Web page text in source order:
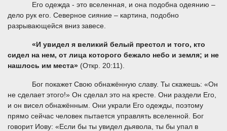
Его одежда - это вселенная, и она подобна одеянию –
дело рук его. Северное сияние – картина, подобно
разрывающейся вниз завесе.
«И увидел я великий белый престол и того, кто
сидел на нем, от лица которого бежало небо и земля; и не
нашлось им места» (Откр. 20:11).
Бог покажет Свою обнажённую славу. Ты скажешь: «Он
не сделает этого!» Он сделал это на кресте. Они раздели Его,
и он висел обнажённым. Они украли Его одежды, поэтому
прямо сейчас человек пытается управлять вселенной. Бог
говорит Иову: «Если бы ты увидел дьявола, ты бы упал в